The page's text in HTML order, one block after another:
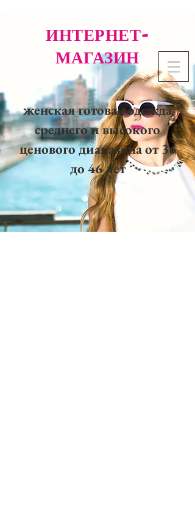
ИНТЕРНЕТ-
МАГАЗИН
женская готовая одежда
среднего и высокого
ценового диапазона от 36
до 46 лет